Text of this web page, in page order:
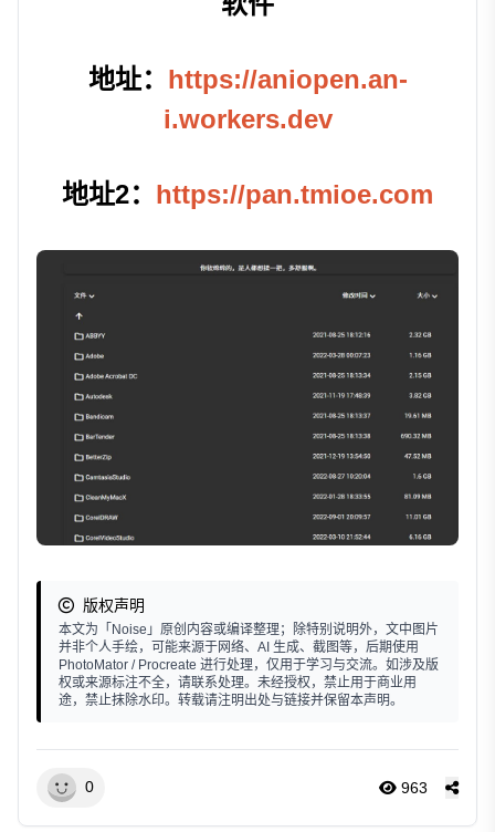
地址： https://aniopen.an-
i.workers.dev
地址2： https://pan.tmioe.com
版权声明
本文为「Noise」原创内容或编译整理；除特别说明外，文中图片
并非个人手绘，可能来源于网络、AI 生成、截图等，后期使用
PhotoMator / Procreate 进行处理，仅用于学习与交流。如涉及版
权或来源标注不全，请联系处理。未经授权，禁止用于商业用
途，禁止抹除水印。转载请注明出处与链接并保留本声明。
0 963